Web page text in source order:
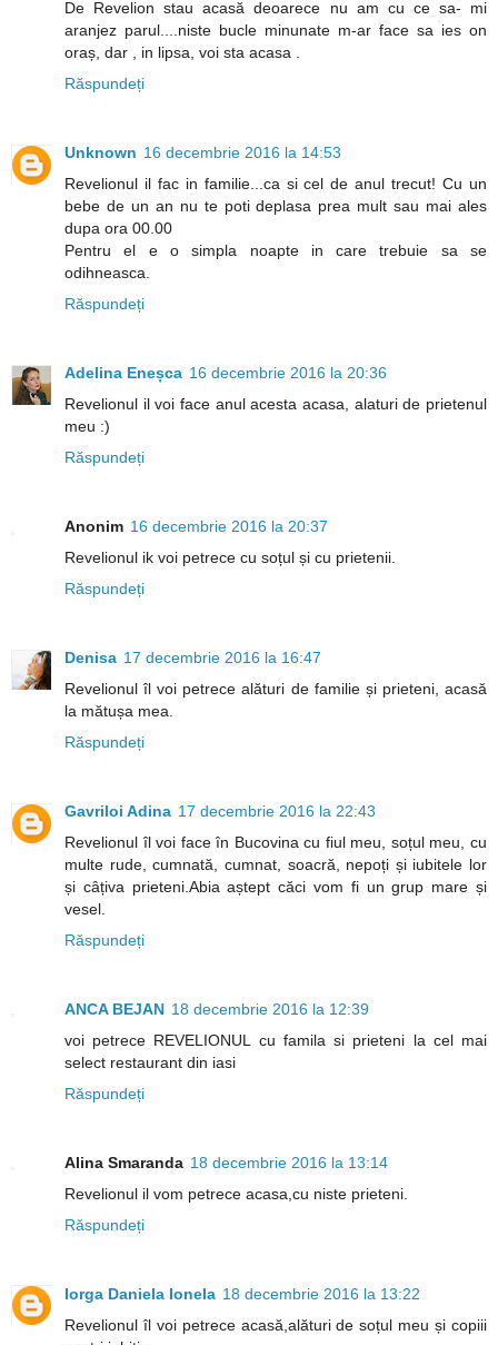
De Revelion stau acasă deoarece nu am cu ce sa- mi
aranjez parul....niste bucle minunate m-ar face sa ies on
oraș, dar , in lipsa, voi sta acasa .
Răspundeți
Unknown 16 decembrie 2016 la 14:53
Revelionul il fac in familie...ca si cel de anul trecut! Cu un
bebe de un an nu te poti deplasa prea mult sau mai ales
dupa ora 00.00
Pentru el e o simpla noapte in care trebuie sa se
odihneasca.
Răspundeți
Adelina Eneșca 16 decembrie 2016 la 20:36
Revelionul il voi face anul acesta acasa, alaturi de prietenul
meu :)
Răspundeți
Anonim 16 decembrie 2016 la 20:37
Revelionul ik voi petrece cu soțul și cu prietenii.
Răspundeți
Denisa 17 decembrie 2016 la 16:47
Revelionul îl voi petrece alături de familie și prieteni, acasă
la mătușa mea.
Răspundeți
Gavriloi Adina 17 decembrie 2016 la 22:43
Revelionul îl voi face în Bucovina cu fiul meu, soțul meu, cu
multe rude, cumnată, cumnat, soacră, nepoți și iubitele lor
și câțiva prieteni.Abia aștept căci vom fi un grup mare și
vesel.
Răspundeți
ANCA BEJAN 18 decembrie 2016 la 12:39
voi petrece REVELIONUL cu famila si prieteni la cel mai
select restaurant din iasi
Răspundeți
Alina Smaranda 18 decembrie 2016 la 13:14
Revelionul il vom petrece acasa,cu niste prieteni.
Răspundeți
Iorga Daniela Ionela 18 decembrie 2016 la 13:22
Revelionul îl voi petrece acasă,alături de soțul meu și copiii